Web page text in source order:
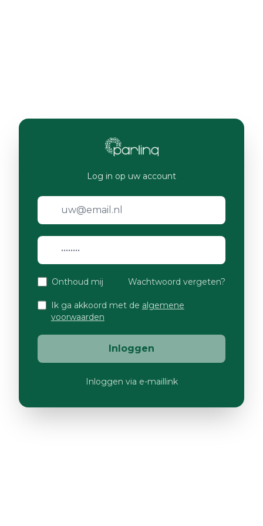
Log in op uw account
Onthoud mij Wachtwoord vergeten?
Ik ga akkoord met de algemene
voorwaarden
Inloggen
Inloggen via e-maillink